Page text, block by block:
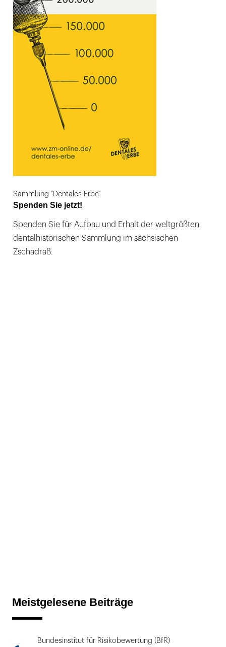
Sammlung "Dentales Erbe"
Spenden Sie jetzt!
Spenden Sie für Aufbau und Erhalt der weltgrößten
dentalhistorischen Sammlung im sächsischen
Zschadraß.
Meistgelesene Beiträge
Bundesinstitut für Risikobewertung (BfR)